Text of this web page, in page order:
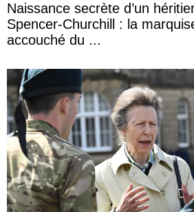
Naissance secrète d’un
Spencer-Churchill : la
accouché du ...